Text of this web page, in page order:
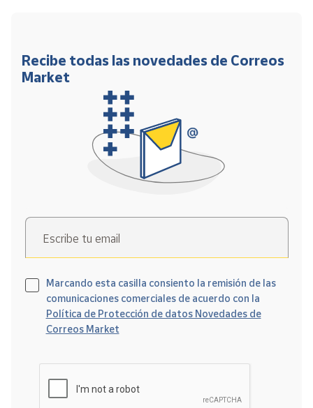
Recibe todas las novedades de Correos
Market
Escribe tu email
Marcando esta casilla consiento la remisión de las
comunicaciones comerciales de acuerdo con la
Política de Protección de datos Novedades de
Correos Market